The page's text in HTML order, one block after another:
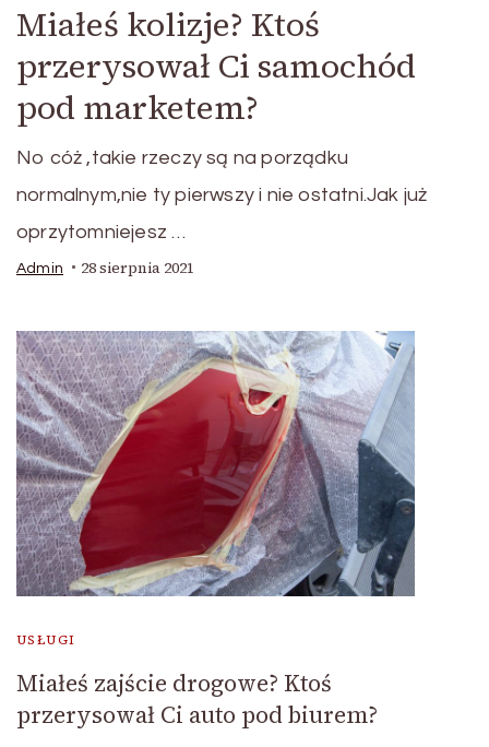
Miałeś kolizje? Ktoś
przerysował Ci samochód
pod marketem?
No cóż ,takie rzeczy są na porządku
normalnym,nie ty pierwszy i nie ostatni.Jak już
oprzytomniejesz …
Admin 28 sierpnia 2021
USŁUGI
Miałeś zajście drogowe? Ktoś
przerysował Ci auto pod biurem?